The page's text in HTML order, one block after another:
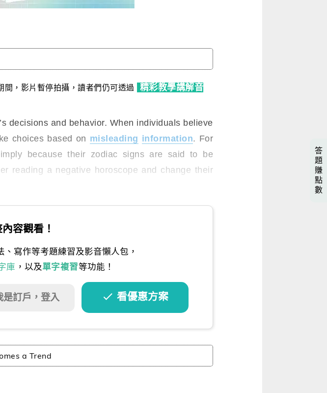
間，影片暫停拍攝，讀者們仍可透過
精彩教學講解音
and behavior. When individuals believe
choices based on misleading information. For
because their zodiac signs are said to be
reading a negative horoscope and change their
容觀看！
寫作等考題練習及影音懶人包，
庫 ，以及單字複習等功能！
是訂戶，登入 看優惠方案
a Trend
答
題
賺
點
數